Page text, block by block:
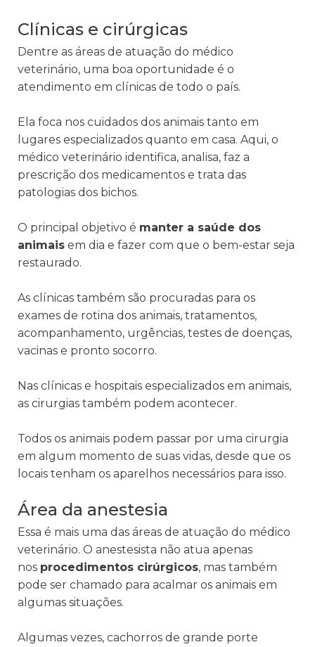
Clínicas e cirúrgicas
Dentre as áreas de atuação do médico
veterinário, uma boa oportunidade é o
atendimento em clínicas de todo o país.
Ela foca nos cuidados dos animais tanto em
lugares especializados quanto em casa. Aqui, o
médico veterinário identifica, analisa, faz a
prescrição dos medicamentos e trata das
patologias dos bichos.
O principal objetivo é manter a saúde dos
animais em dia e fazer com que o bem-estar seja
restaurado.
As clínicas também são procuradas para os
exames de rotina dos animais, tratamentos,
acompanhamento, urgências, testes de doenças,
vacinas e pronto socorro.
Nas clínicas e hospitais especializados em animais,
as cirurgias também podem acontecer.
Todos os animais podem passar por uma cirurgia
em algum momento de suas vidas, desde que os
locais tenham os aparelhos necessários para isso.
Área da anestesia
Essa é mais uma das áreas de atuação do médico
veterinário. O anestesista não atua apenas
nos procedimentos cirúrgicos, mas também
pode ser chamado para acalmar os animais em
algumas situações.
Algumas vezes, cachorros de grande porte